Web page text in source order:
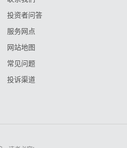
投资者问答
服务网点
网站地图
常见问题
投诉渠道